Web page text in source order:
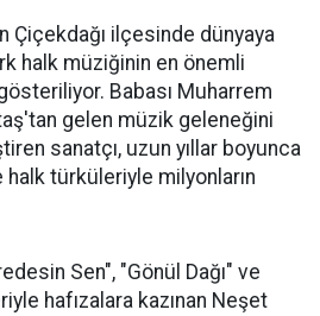
Çiçekdağı ilçesinde dünyaya
halk müziğinin en önemli
Babası Muharrem
gelen müzik geleneğini
sanatçı, uzun yıllar boyunca
türküleriyle milyonların
Sen", "Gönül Dağı" ve
hafızalara kazınan Neşet